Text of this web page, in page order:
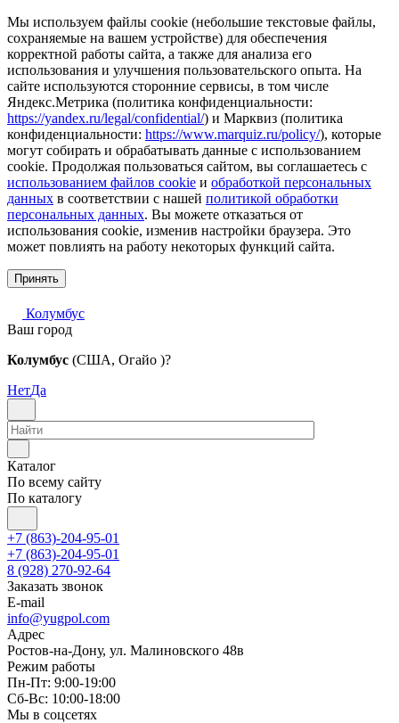
Мы используем файлы cookie (небольшие текстовые файлы,
сохраняемые на вашем устройстве) для обеспечения
корректной работы сайта, а также для анализа его
использования и улучшения пользовательского опыта. На
сайте используются сторонние сервисы, в том числе
Яндекс.Метрика (политика конфиденциальности:
https://yandex.ru/legal/confidential/) и Марквиз (политика
конфиденциальности: https://www.marquiz.ru/policy/), которые
могут собирать и обрабатывать данные с использованием
cookie. Продолжая пользоваться сайтом, вы соглашаетесь с
использованием файлов cookie и обработкой персональных
данных в соответствии с нашей политикой обработки
персональных данных. Вы можете отказаться от
использования cookie, изменив настройки браузера. Это
может повлиять на работу некоторых функций сайта.
Принять
Колумбус
Ваш город
Колумбус (США, Огайо )?
НетДа
Каталог
По всему сайту
По каталогу
+7 (863)-204-95-01
+7 (863)-204-95-01
8 (928) 270-92-64
Заказать звонок
E-mail
info@yugpol.com
Адрес
Ростов-на-Дону, ул. Малиновского 48в
Режим работы
Пн-Пт: 9:00-19:00
Cб-Вс: 10:00-18:00
Мы в соцсетях